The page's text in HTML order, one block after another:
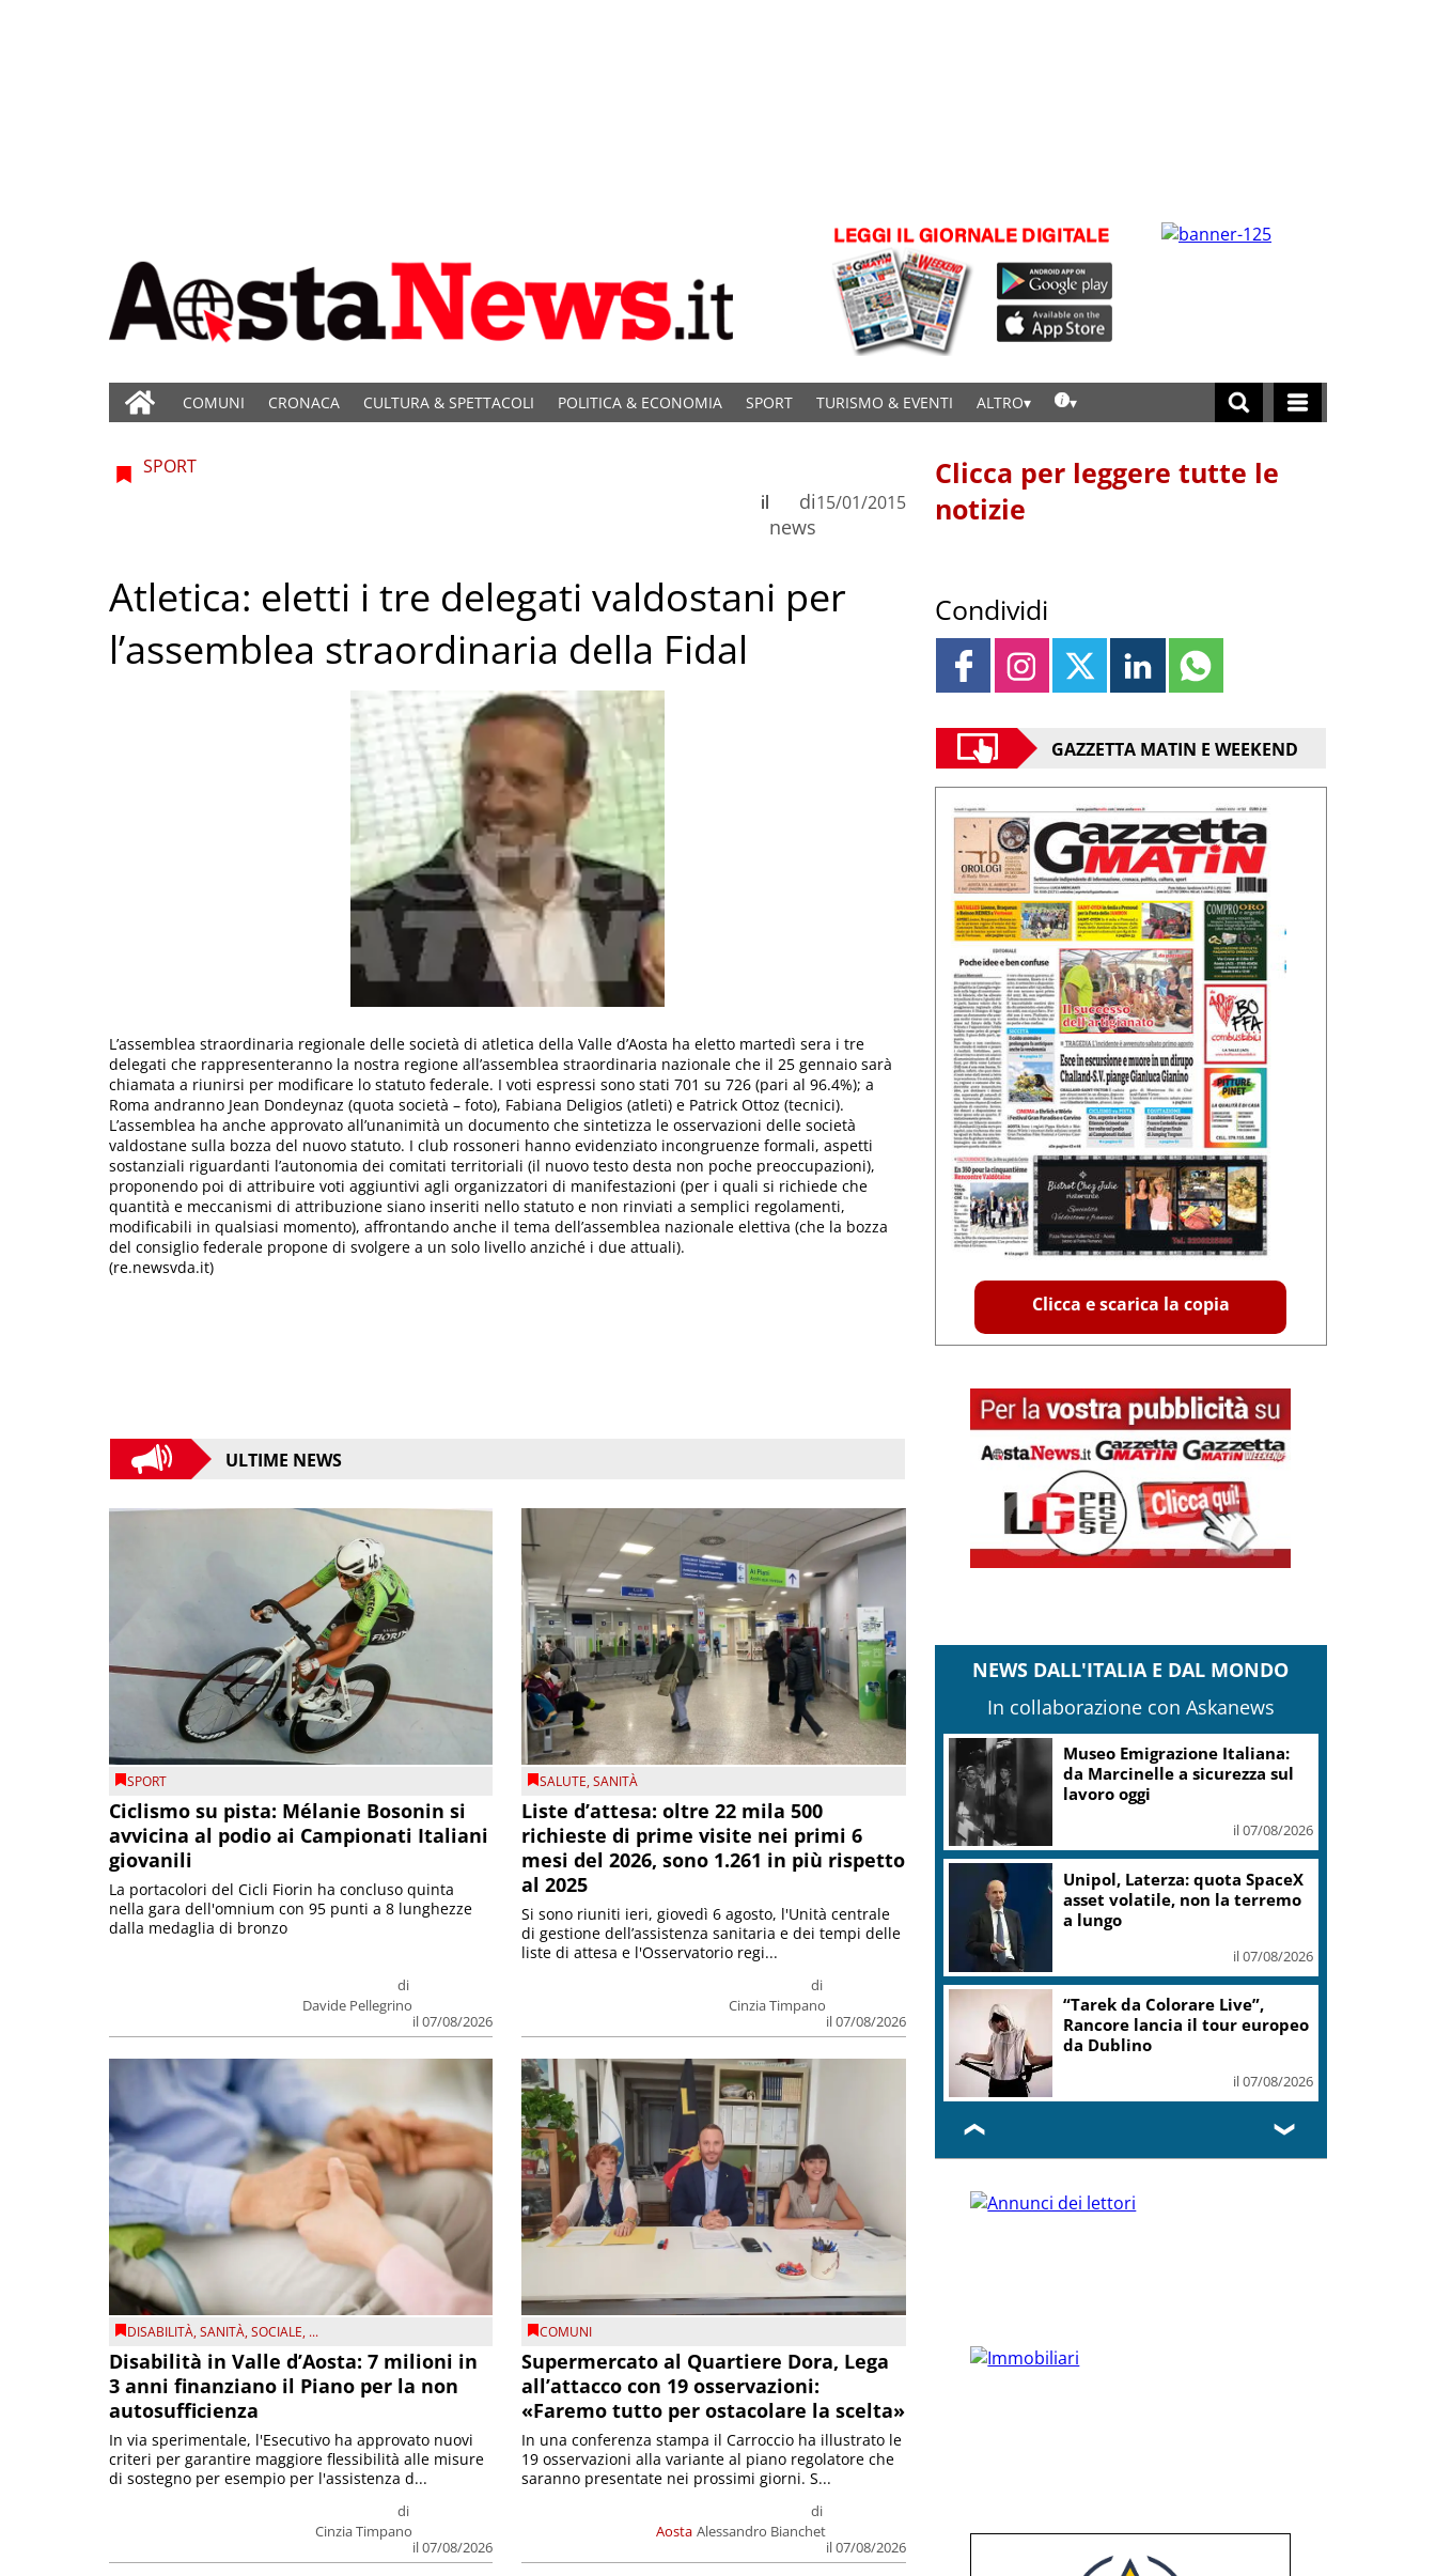
COMUNI CRONACA CULTURA & SPETTACOLI POLITICA & ECONOMIA SPORT TURISMO & EVENTI ALTRO
SPORT
di
news
il 15/01/2015
Atletica: eletti i tre delegati valdostani per
l’assemblea straordinaria della Fidal
L’assemblea straordinaria regionale delle società di atletica della Valle d’Aosta ha eletto martedì sera i tre
delegati che rappresenteranno la nostra regione all’assemblea straordinaria nazionale che il 25 gennaio sarà
chiamata a riunirsi per modificare lo statuto federale. I voti espressi sono stati 701 su 726 (pari al 96.4%); a
Roma andranno Jean Dondeynaz (quota società – foto), Fabiana Deligios (atleti) e Patrick Ottoz (tecnici).
L’assemblea ha anche approvato all’unanimità un documento che sintetizza le osservazioni delle società
valdostane sulla bozza del nuovo statuto. I club rossoneri hanno evidenziato incongruenze formali, aspetti
sostanziali riguardanti l’autonomia dei comitati territoriali (il nuovo testo desta non poche preoccupazioni),
proponendo poi di attribuire voti aggiuntivi agli organizzatori di manifestazioni (per i quali si richiede che
quantità e meccanismi di attribuzione siano inseriti nello statuto e non rinviati a semplici regolamenti,
modificabili in qualsiasi momento), affrontando anche il tema dell’assemblea nazionale elettiva (che la bozza
del consiglio federale propone di svolgere a un solo livello anziché i due attuali).
(re.newsvda.it)
ULTIME NEWS
SPORT
Ciclismo su pista: Mélanie Bosonin si
avvicina al podio ai Campionati Italiani
giovanili
di
Davide Pellegrino
il 07/08/2026
La portacolori del Cicli Fiorin ha concluso quinta
nella gara dell'omnium con 95 punti a 8 lunghezze
dalla medaglia di bronzo
SALUTE,SANITÀ
Liste d’attesa: oltre 22 mila 500
richieste di prime visite nei primi 6
mesi del 2026, sono 1.261 in più rispetto
al 2025
di
Cinzia Timpano
il 07/08/2026
Si sono riuniti ieri, giovedì 6 agosto, l'Unità centrale
di gestione dell’assistenza sanitaria e dei tempi delle
liste di attesa e l'Osservatorio regi...
DISABILITÀ,SANITÀ,SOCIALE, ...
Disabilità in Valle d’Aosta: 7 milioni in
3 anni finanziano il Piano per la non
autosufficienza
di
Cinzia Timpano
il 07/08/2026
In via sperimentale, l'Esecutivo ha approvato nuovi
criteri per garantire maggiore flessibilità alle misure
di sostegno per esempio per l'assistenza d...
COMUNI
Supermercato al Quartiere Dora, Lega
all’attacco con 19 osservazioni:
«Faremo tutto per ostacolare la scelta»
Aosta
di
Alessandro Bianchet
il 07/08/2026
In una conferenza stampa il Carroccio ha illustrato le
19 osservazioni alla variante al piano regolatore che
saranno presentate nei prossimi giorni. S...
Clicca per leggere tutte le
notizie
Condividi
GAZZETTA MATIN E WEEKEND
Clicca e scarica la copia
NEWS DALL'ITALIA E DAL MONDO
In collaborazione con Askanews
Museo Emigrazione Italiana:
da Marcinelle a sicurezza sul
lavoro oggi
il 07/08/2026
Unipol, Laterza: quota SpaceX
asset volatile, non la terremo
a lungo
il 07/08/2026
“Tarek da Colorare Live”,
Rancore lancia il tour europeo
da Dublino
il 07/08/2026
❮ ❯